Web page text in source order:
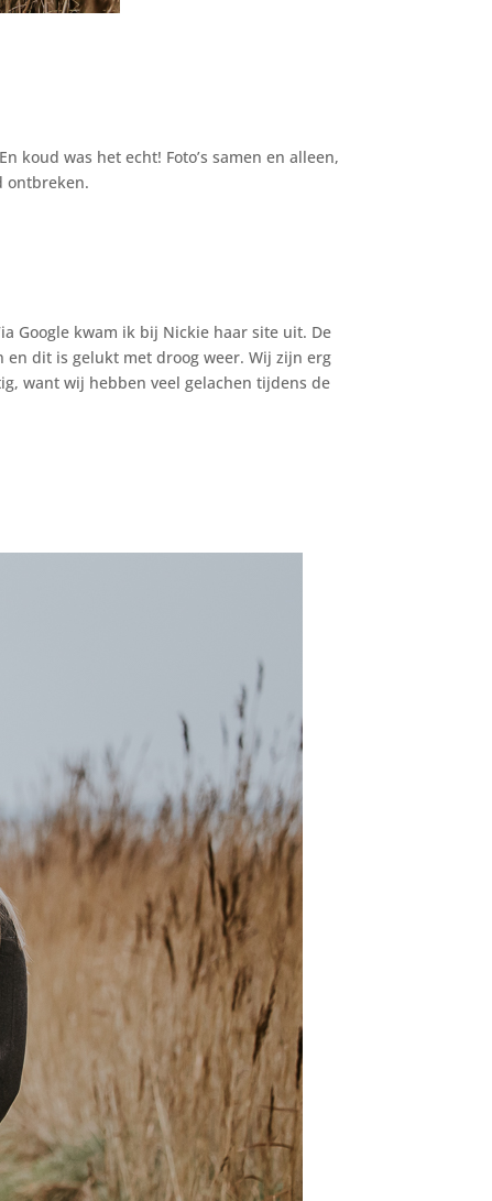
koud was het echt! Foto’s samen en alleen,
ontbreken.
Google kwam ik bij Nickie haar site uit. De
en dit is gelukt met droog weer. Wij zijn erg
want wij hebben veel gelachen tijdens de